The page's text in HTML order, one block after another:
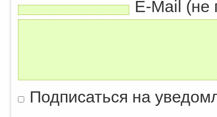
E-Mail (не
Подписаться на